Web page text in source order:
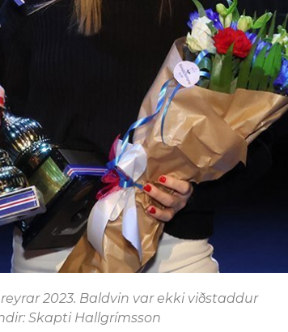
2023. Baldvin var ekki viðstaddur
Skapti Hallgrímsson